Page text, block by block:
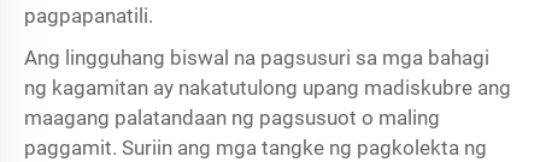
pagpapanatili.
Ang lingguhang biswal na pagsusuri sa mga bahagi
ng kagamitan ay nakatutulong upang madiskubre ang
maagang palatandaan ng pagsusuot o maling
paggamit. Suriin ang mga tangke ng pagkolekta ng